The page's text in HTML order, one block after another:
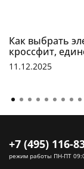
Как выбрать
кроссфит,
11.12.2025
+7 (495) 116-
режим работы ПН-ПТ